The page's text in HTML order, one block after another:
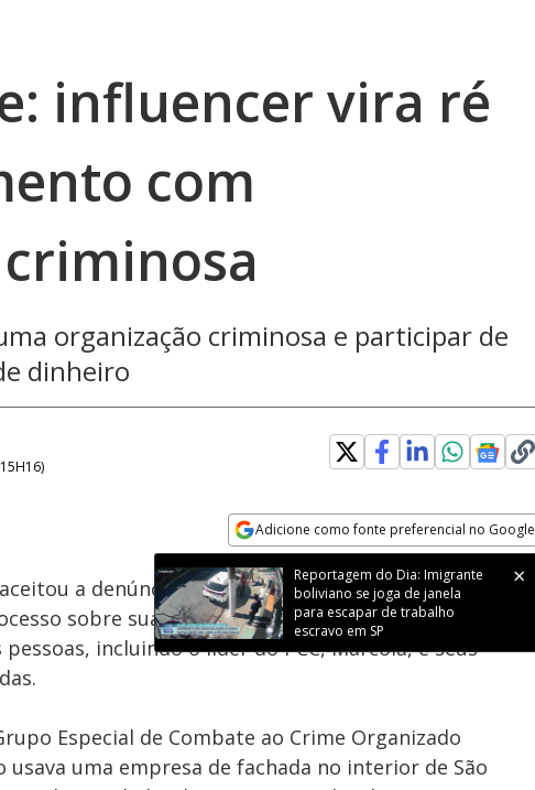
influencer vira ré
com
organização criminosa e participar de
dinheiro
)
Adicione como fonte preferencial no Google
Opens in new window
Reportagem do Dia: Imigrante
boliviano se joga de janela
para escapar de trabalho
escravo em SP
Velocidade
aceitou a denúncia do Ministério Público contra Deolane
sobre sua suposta ligação com o Primeiro
incluindo o líder do PCC, Marcola, e seus
Especial de Combate ao Crime Organizado
usava uma empresa de fachada no interior de São